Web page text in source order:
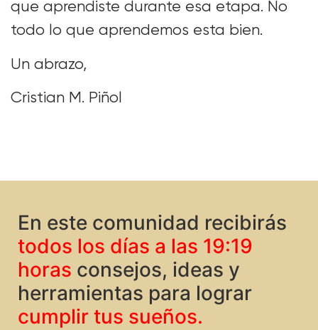
que aprendiste durante esa etapa. No
todo lo que aprendemos esta bien.
Un abrazo,
Cristian M. Piñol
En este comunidad recibirás
todos los días a las 19:19
horas consejos, ideas y
herramientas para lograr
cumplir tus sueños.